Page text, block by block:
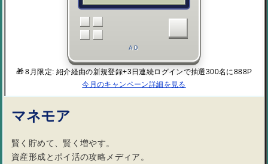
AD
🎁 8月限定: 紹介経由の新規登録+3日連続ログインで抽選300名に888P
今月のキャンペーン詳細を見る
マネモア
賢く貯めて、賢く増やす。
資産形成とポイ活の攻略メディア。